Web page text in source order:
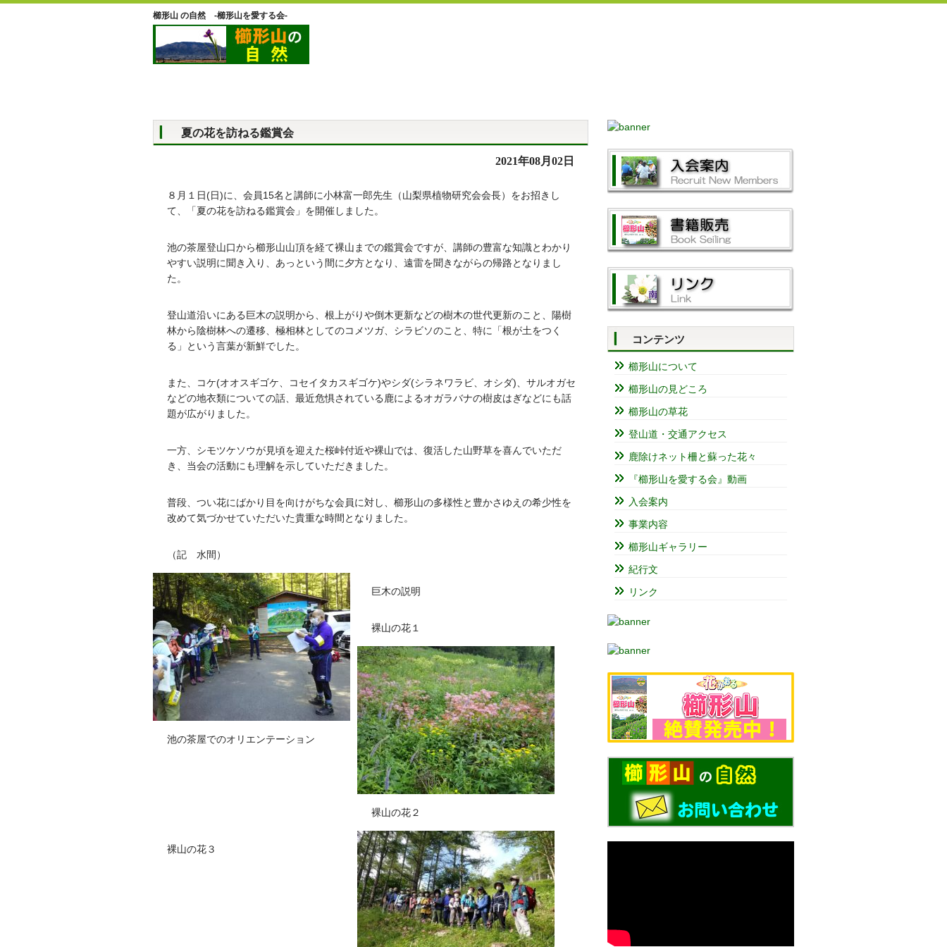
櫛形山 の自然 -櫛形山を愛する会-
夏の花を訪ねる鑑賞会
2021年08月02日
８月１日(日)に、会員15名と講師に小林富一郎先生（山梨県植物研究会会長）をお招きし
て、「夏の花を訪ねる鑑賞会」を開催しました。
池の茶屋登山口から櫛形山山頂を経て裸山までの鑑賞会ですが、講師の豊富な知識とわかり
やすい説明に聞き入り、あっという間に夕方となり、遠雷を聞きながらの帰路となりまし
た。
登山道沿いにある巨木の説明から、根上がりや倒木更新などの樹木の世代更新のこと、陽樹
林から陰樹林への遷移、極相林としてのコメツガ、シラビソのこと、特に「根が土をつく
る」という言葉が新鮮でした。
また、コケ(オオスギゴケ、コセイタカスギゴケ)やシダ(シラネワラビ、オシダ)、サルオガセ
などの地衣類についての話、最近危惧されている鹿によるオガラバナの樹皮はぎなどにも話
題が広がりました。
一方、シモツケソウが見頃を迎えた桜峠付近や裸山では、復活した山野草を喜んでいただ
き、当会の活動にも理解を示していただきました。
普段、つい花にばかり目を向けがちな会員に対し、櫛形山の多様性と豊かさゆえの希少性を
改めて気づかせていただいた貴重な時間となりました。
（記 水間）
池の茶屋でのオリエンテーション
巨木の説明
裸山の花１
裸山の花２
裸山の花３
コンテンツ
櫛形山について
櫛形山の見どころ
櫛形山の草花
登山道・交通アクセス
鹿除けネット柵と蘇った花々
『櫛形山を愛する会』動画
入会案内
事業内容
櫛形山ギャラリー
紀行文
リンク